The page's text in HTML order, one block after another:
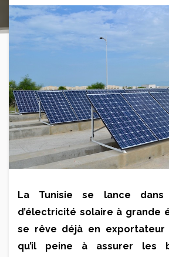
La Tunisie se lance
d’électricité solaire à grande
se rêve déjà en exportateur
qu’il peine à assurer les